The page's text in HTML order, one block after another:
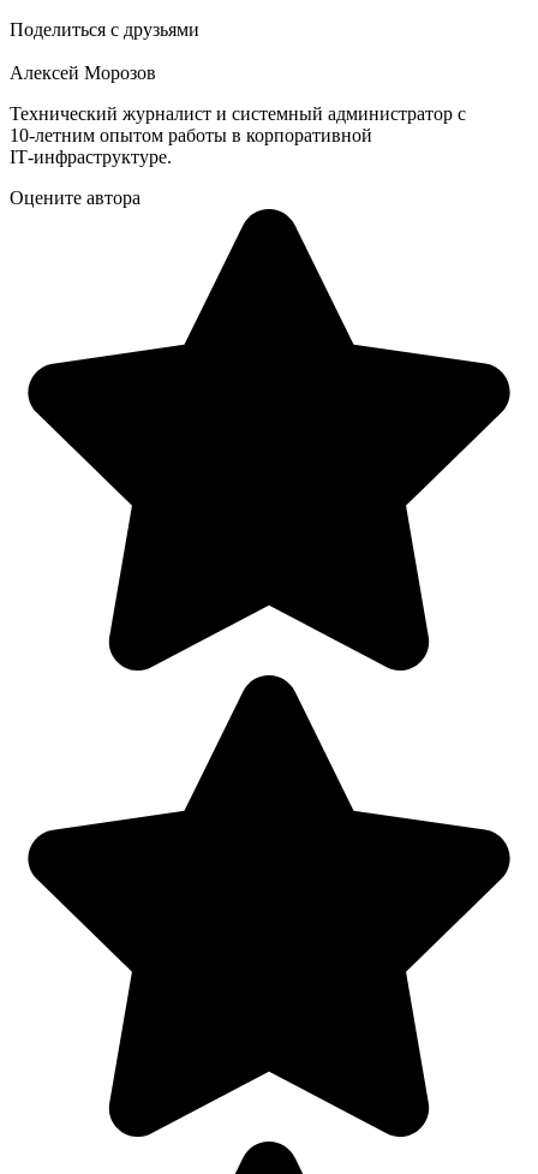
Поделиться с друзьями
Алексей Морозов
Технический журналист и системный администратор с
10‑летним опытом работы в корпоративной
IT‑инфраструктуре.
Оцените автора